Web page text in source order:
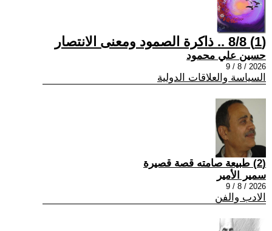
(1) 8/8 .. ذاكرة الصمود ومعنى الانتصار
حسين علي محمود
2026 / 8 / 9
السياسة والعلاقات الدولية
(2) طبيعة صامته قصة قصيرة
سمير الأمير
2026 / 8 / 9
الادب والفن